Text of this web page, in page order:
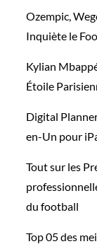
Ozempic,
Inquiète le
Kylian
Étoile
Digital
en-Un pour
Tout sur les
du football
Top 05 des